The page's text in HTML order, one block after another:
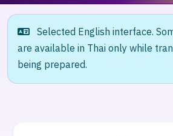
Selected English interface.
are available in Thai only while
being prepared.